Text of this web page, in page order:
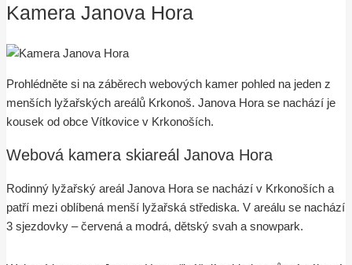
Kamera Janova Hora
Prohlédněte si na záběrech webových kamer pohled na jeden z
menších lyžařských areálů Krkonoš. Janova Hora se nachází je
kousek od obce Vítkovice v Krkonoších.
Webová kamera skiareál Janova Hora
Rodinný lyžařský areál Janova Hora se nachází v Krkonoších a
patří mezi oblíbená menší lyžařská střediska. V areálu se nachází
3 sjezdovky – červená a modrá, dětský svah a snowpark.